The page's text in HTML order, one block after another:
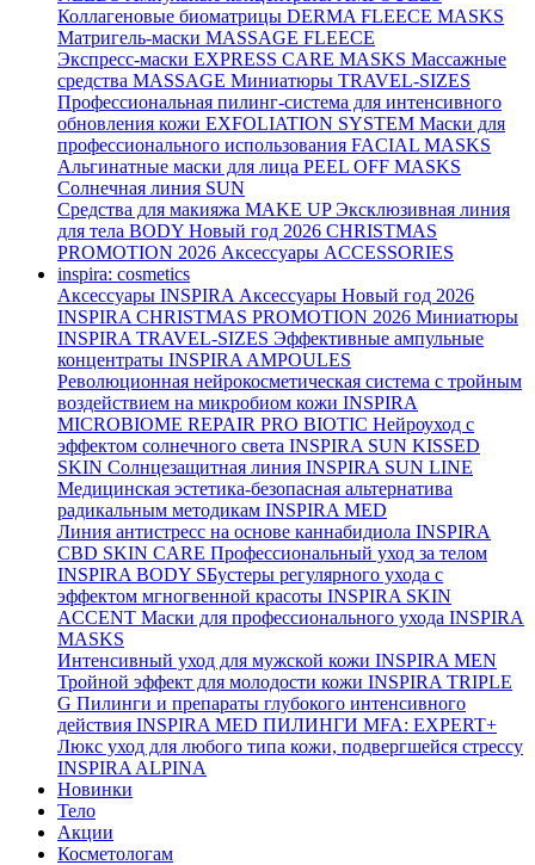
Коллагеновые биоматрицы DERMA FLEECE MASKS
Матригель-маски MASSAGE FLEECE
Экспресс-маски EXPRESS CARE MASKS Массажные
средства MASSAGE Миниатюры TRAVEL-SIZES
Профессиональная пилинг-система для интенсивного
обновления кожи EXFOLIATION SYSTEM Маски для
профессионального использования FACIAL MASKS
Альгинатные маски для лица PEEL OFF MASKS
Солнечная линия SUN
Средства для макияжа MAKE UP Эксклюзивная линия
для тела BODY Новый год 2026 CHRISTMAS
PROMOTION 2026 Аксессуары ACCESSORIES
inspira: cosmetics
Аксессуары INSPIRA Аксессуары Новый год 2026
INSPIRA CHRISTMAS PROMOTION 2026 Миниатюры
INSPIRA TRAVEL-SIZES Эффективные ампульные
концентраты INSPIRA AMPOULES
Революционная нейрокосметическая система с тройным
воздействием на микробиом кожи INSPIRA
MICROBIOME REPAIR PRO BIOTIC Нейроуход с
эффектом солнечного света INSPIRA SUN KISSED
SKIN Солнцезащитная линия INSPIRA SUN LINE
Медицинская эстетика-безопасная альтернатива
радикальным методикам INSPIRA MED
Линия антистресс на основе каннабидиола INSPIRA
CBD SKIN CARE Профессиональный уход за телом
INSPIRA BODY SБустеры регулярного ухода с
эффектом мгногвенной красоты INSPIRA SKIN
ACCENT Маски для профессионального ухода INSPIRA
MASKS
Интенсивный уход для мужской кожи INSPIRA MEN
Тройной эффект для молодости кожи INSPIRA TRIPLE
G Пилинги и препараты глубокого интенсивного
действия INSPIRA MED ПИЛИНГИ MFA: EXPERT+
Люкс уход для любого типа кожи, подвергшейся стрессу
INSPIRA ALPINA
Новинки
Тело
Акции
Косметологам